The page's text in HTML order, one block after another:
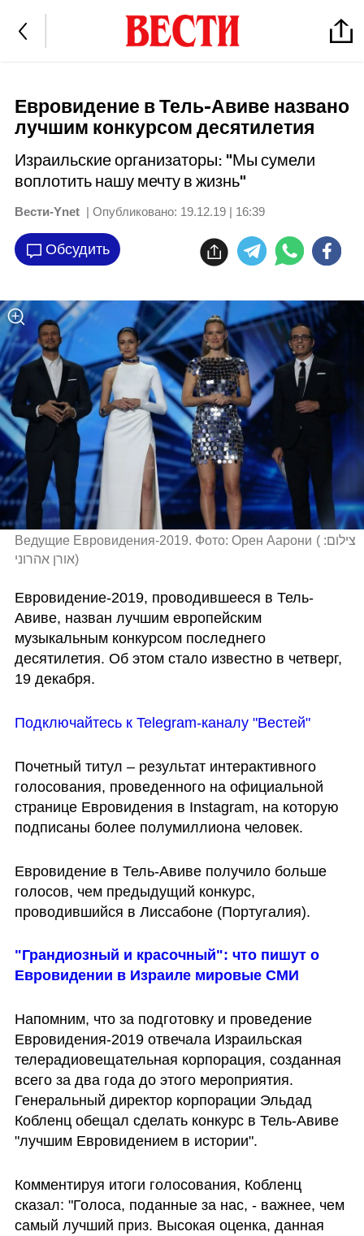
Евровидение в Тель-Авиве названо
лучшим конкурсом десятилетия
Израильские организаторы: "Мы сумели
воплотить нашу мечту в жизнь"
Вести-Ynet | Опубликовано: 19.12.19 | 16:39
Обсудить
Ведущие Евровидения-2019. Фото: Орен Аарони (
אורן אהרוני)
Евровидение-2019, проводившееся в Тель-
Авиве, назван лучшим европейским
музыкальным конкурсом последнего
десятилетия. Об этом стало известно в четверг,
19 декабря.
Подключайтесь к Telegram-каналу "Вестей"
Почетный титул – результат интерактивного
голосования, проведенного на официальной
странице Евровидения в Instagram, на которую
подписаны более полумиллиона человек.
Евровидение в Тель-Авиве получило больше
голосов, чем предыдущий конкурс,
проводившийся в Лиссабоне (Португалия).
"Грандиозный и красочный": что пишут о
Евровидении в Израиле мировые СМИ
Напомним, что за подготовку и проведение
Евровидения-2019 отвечала Израильская
телерадиовещательная корпорация, созданная
всего за два года до этого мероприятия.
Генеральный директор корпорации Эльдад
Кобленц обещал сделать конкурс в Тель-Авиве
"лучшим Евровидением в истории".
Комментируя итоги голосования, Кобленц
сказал: "Голоса, поданные за нас, - важнее, чем
самый лучший приз. Высокая оценка, данная